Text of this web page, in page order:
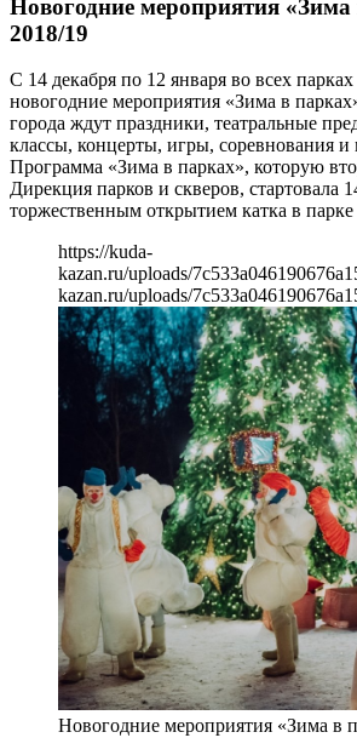
Новогодние мероприятия «Зима
2018/19
С 14 декабря по 12 января во всех
новогодние мероприятия «Зима в
города ждут праздники, театральные
классы, концерты, игры, соревнования и
Программа «Зима в парках», которую
Дирекция парков и скверов, стартовала
торжественным открытием катка в парке
https://kuda-
kazan.ru/uploads/
kazan.ru/uploads/
Новогодние мероприятия «Зима в